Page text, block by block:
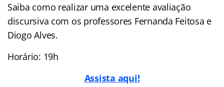
Saiba como realizar uma excelente avaliação
discursiva com os professores Fernanda Feitosa e
Diogo Alves.
Horário: 19h
Assista aqui!